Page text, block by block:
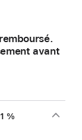
avant
%